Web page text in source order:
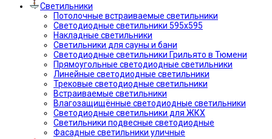
Светильники
Потолочные встраиваемые светильники
Светодиодные светильники 595х595
Накладные светильники
Светильники для сауны и бани
Светодиодные светильники Грильято в Тюмени
Прямоугольные светодиодные светильники
Линейные светодиодные светильники
Трековые светодиодные светильники
Встраиваемые светильники
Влагозащищённые светодиодные светильники
Светодиодные светильники для ЖКХ
Светильники подвесные светодиодные
Фасадные светильники уличные